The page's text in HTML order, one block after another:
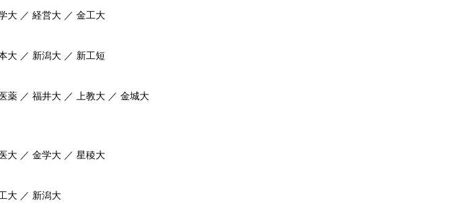
大 ／ 経営大 ／ 金工大
大 ／ 新潟大 ／ 新工短
薬 ／ 福井大 ／ 上教大 ／ 金城大
大 ／ 金学大 ／ 星稜大
大 ／ 新潟大